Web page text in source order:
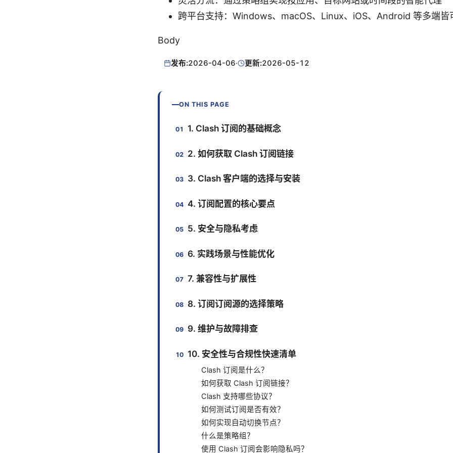
跨平台支持：Windows、macOS、Linux、iOS、Android 等多端皆
Body
发布:2026-04-06· 更新:2026-05-12
ON THIS PAGE
1. Clash 订阅的基础概念
2. 如何获取 Clash 订阅链接
3. Clash 客户端的选择与安装
4. 订阅配置的核心要点
5. 安全与隐私考虑
6. 实践场景与性能优化
7. 兼容性与扩展性
8. 订阅订阅源的选择策略
9. 维护与故障排查
10. 安全性与合规性快速清单
Clash 订阅是什么？
如何获取 Clash 订阅链接？
Clash 支持哪些协议？
如何测试订阅是否有效？
如何实现自动切换节点？
什么是策略组？
使用 Clash 订阅会影响隐私吗？